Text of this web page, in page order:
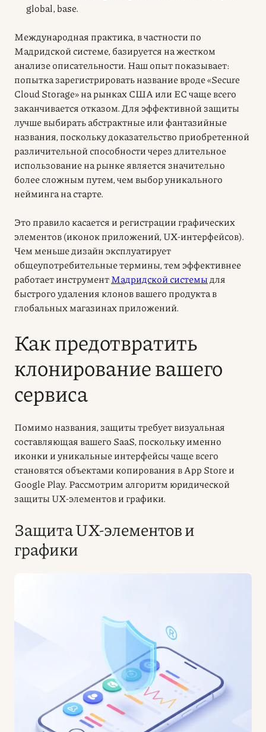
global, base.
Международная практика, в частности по
Мадридской системе, базируется на жестком
анализе описательности. Наш опыт показывает:
попытка зарегистрировать название вроде «Secure
Cloud Storage» на рынках США или ЕС чаще всего
заканчивается отказом. Для эффективной защиты
лучше выбирать абстрактные или фантазийные
названия, поскольку доказательство приобретенной
различительной способности через длительное
использование на рынке является значительно
более сложным путем, чем выбор уникального
нейминга на старте.
Это правило касается и регистрации графических
элементов (иконок приложений, UX-интерфейсов).
Чем меньше дизайн эксплуатирует
общеупотребительные термины, тем эффективнее
работает инструментМадридской системы для
быстрого удаления клонов вашего продукта в
глобальных магазинах приложений.
Как предотвратить
клонирование вашего
сервиса
Помимо названия, защиты требует визуальная
составляющая вашего SaaS, поскольку именно
иконки и уникальные интерфейсы чаще всего
становятся объектами копирования в App Store и
Google Play. Рассмотрим алгоритм юридической
защиты UX-элементов и графики.
Защита UX-элементов и
графики